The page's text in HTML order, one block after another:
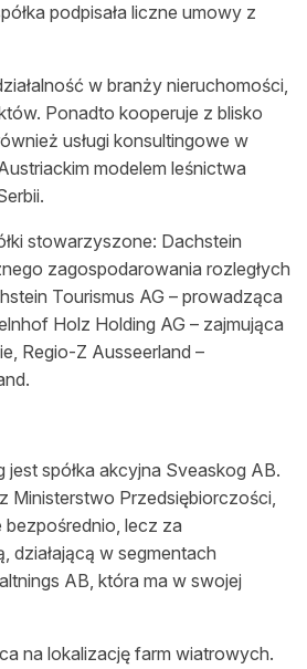
podpisała liczne umowy z
w branży nieruchomości,
Ponadto kooperuje z blisko
usługi konsultingowe w
modelem leśnictwa
stowarzyszone: Dachstein
zagospodarowania rozległych
Tourismus AG – prowadząca
Holz Holding AG – zajmująca
Regio-Z Ausseerland –
jest spółka akcyjna Sveaskog AB.
Ministerstwo Przedsiębiorczości,
bezpośrednio, lecz za
działającą w segmentach
AB, która ma w swojej
na lokalizację farm wiatrowych.